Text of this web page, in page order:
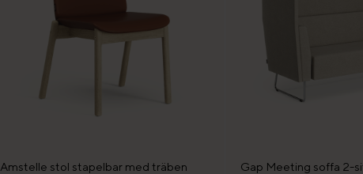
Amstelle stol stapelbar med träben Gap Meeting soffa 2-